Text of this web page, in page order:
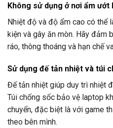
Không sử dụng ở nơi ẩm
Nhiệt độ và độ ẩm cao có thể
kiện và gây ăn mòn. Hãy
ráo, thông thoáng và hạn chế
Sử dụng đế tản nhiệt và túi
Đế tản nhiệt giúp duy trì nhiệt
Túi chống sốc bảo vệ laptop
chuyển, đặc biệt là với game
theo bên mình.